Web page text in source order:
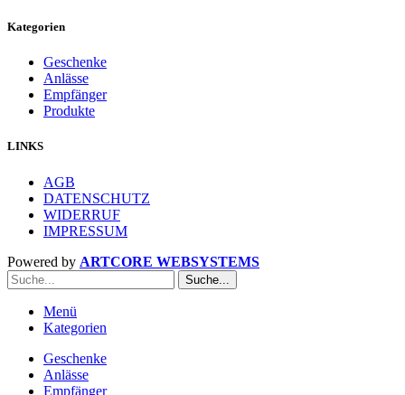
Kategorien
Geschenke
Anlässe
Empfänger
Produkte
LINKS
AGB
DATENSCHUTZ
WIDERRUF
IMPRESSUM
Powered by ARTCORE WEBSYSTEMS
Suche...
Menü
Kategorien
Geschenke
Anlässe
Empfänger